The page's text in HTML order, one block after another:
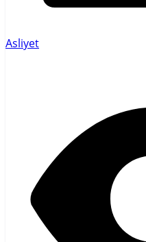
Asliyet